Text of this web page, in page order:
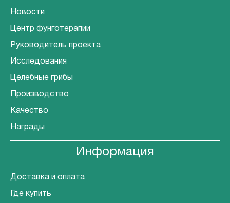
Новости
Центр фунготерапии
Руководитель проекта
Исследования
Целебные грибы
Производство
Качество
Награды
Информация
Доставка и оплата
Где купить